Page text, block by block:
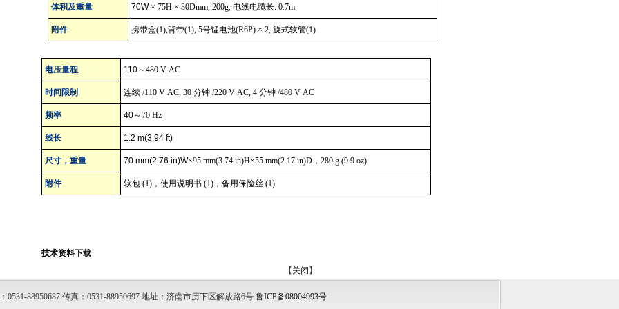
体积及重量 70W × 75H × 30Dmm, 200g, 电线电缆长: 0.7m
附件 携带盒(1),背带(1), 5号锰电池(R6P) × 2, 旋式软管(1)
电压量程 110～480 V AC
时间限制 连续 /110 V AC, 30 分钟 /220 V AC, 4 分钟 /480 V AC
频率 40～70 Hz
线长 1.2 m(3.94 ft)
尺寸，重量 70 mm(2.76 in)W×95 mm(3.74 in)H×55 mm(2.17 in)D， 280 g (9.9 oz)
附件 软包 (1)，使用说明书 (1)，备用保险丝 (1)
技术资料下载
【 关闭 】
0531-88950687 传真：0531-88950697 地址：济南市历下区解放路6号 鲁ICP备08004993号